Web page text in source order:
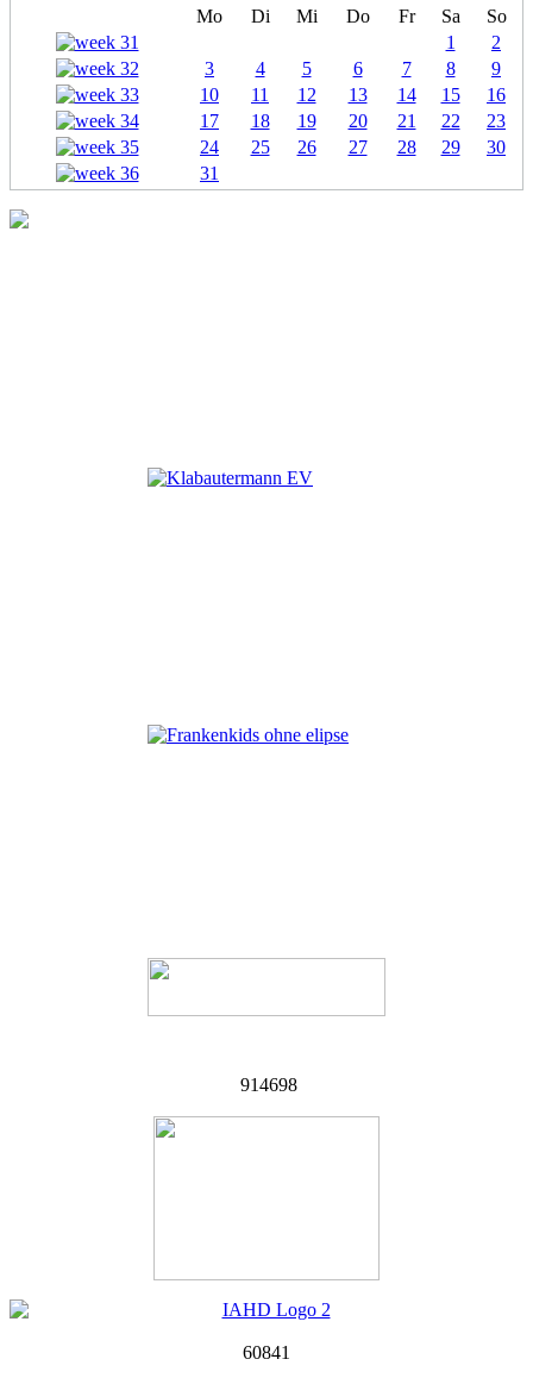
Mo Di Mi Do Fr Sa
So
1
2
3
4 5 6 7 8
9
10
11 12 13 14 15
16
17
18 19 20 21 22
23
24
25 26 27 28 29
30
31
914698
60841